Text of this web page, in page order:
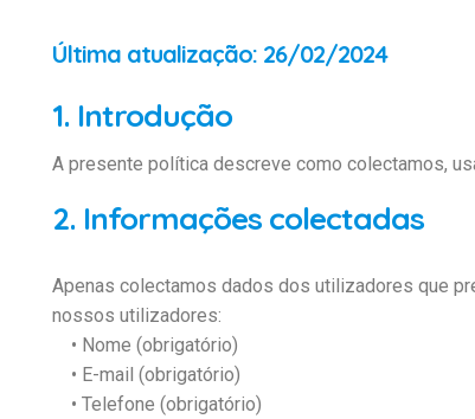
Última atualização: 26/02/2024
1. Introdução
A presente política descreve como colectamos,
2. Informações colectadas
Apenas colectamos dados dos utilizadores que
nossos utilizadores:
• Nome (obrigatório)
• E-mail (obrigatório)
• Telefone (obrigatório)